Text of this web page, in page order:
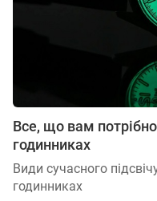
Все, що вам
годинниках
Види сучасного
годинниках